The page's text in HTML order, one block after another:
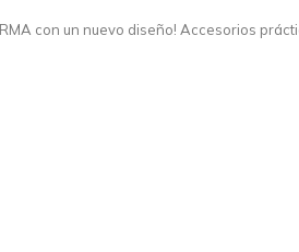
con un nuevo diseño! Accesorios